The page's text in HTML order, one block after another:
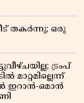
തകർന്നു; ഒരു
ട്രംപ്
ഇറാൻ-ഒമാൻ